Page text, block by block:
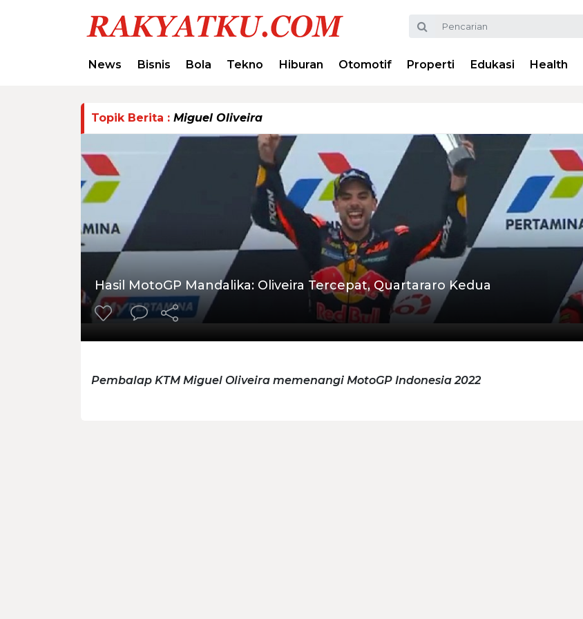
News Bisnis Bola Tekno Hiburan Otomotif Properti Edukasi Health
Topik Berita : Miguel Oliveira
Hasil MotoGP Mandalika: Oliveira Tercepat, Quartararo Kedua
Pembalap KTM Miguel Oliveira memenangi MotoGP Indonesia 2022